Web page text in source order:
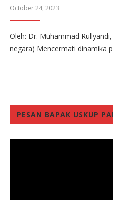
October 24, 2023
Oleh: Dr. Muhammad
negara) Mencermati dinamika
PESAN BAPAK USKUP